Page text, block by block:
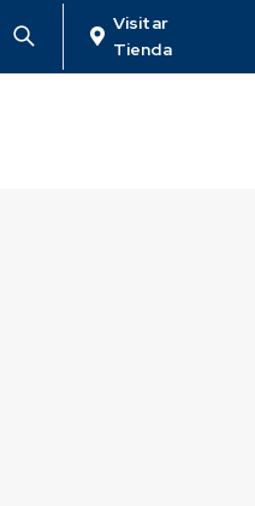
Visitar
Tienda